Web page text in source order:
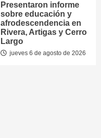
Presentaron informe
sobre educación y
afrodescendencia en
Rivera, Artigas y Cerro
Largo
jueves 6 de agosto de 2026